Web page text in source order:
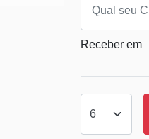
Receber em